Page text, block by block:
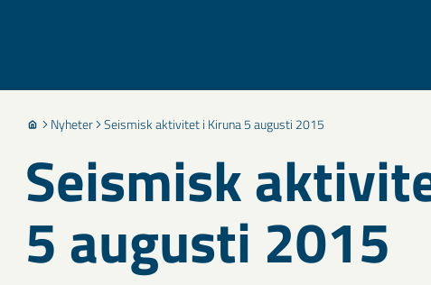
Nyheter Seismisk aktivitet i Kiruna 5 augusti 2015
Seismisk
5 augusti 2015